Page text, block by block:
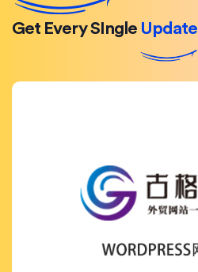
Get Every SIngle Update